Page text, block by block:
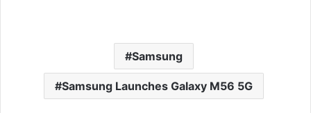
Samsung
Samsung Launches Galaxy M56 5G